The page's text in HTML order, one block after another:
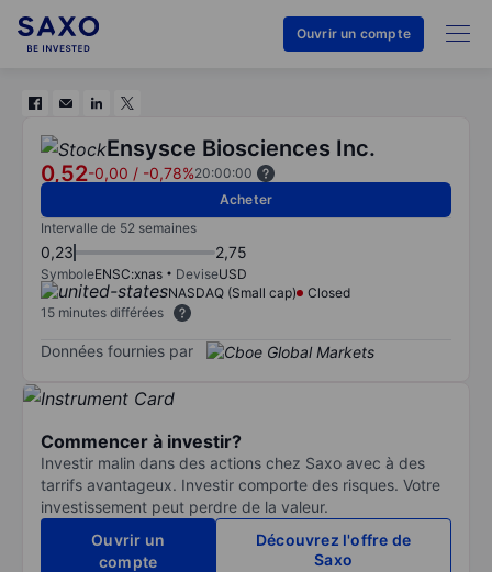
Ouvrir un compte
Ensysce Biosciences Inc.
0,52-0,00 / -0,78%20:00:00
Acheter
Intervalle de 52 semaines
0,23 2,75
SymboleENSC:xnas DeviseUSD
NASDAQ (Small cap)
Closed
15 minutes différées
Données fournies par
Commencer à investir?
Investir malin dans des actions chez Saxo avec à des
tarrifs avantageux. Investir comporte des risques. Votre
investissement peut perdre de la valeur.
Ouvrir un
compte
Découvrez l'offre de
Saxo